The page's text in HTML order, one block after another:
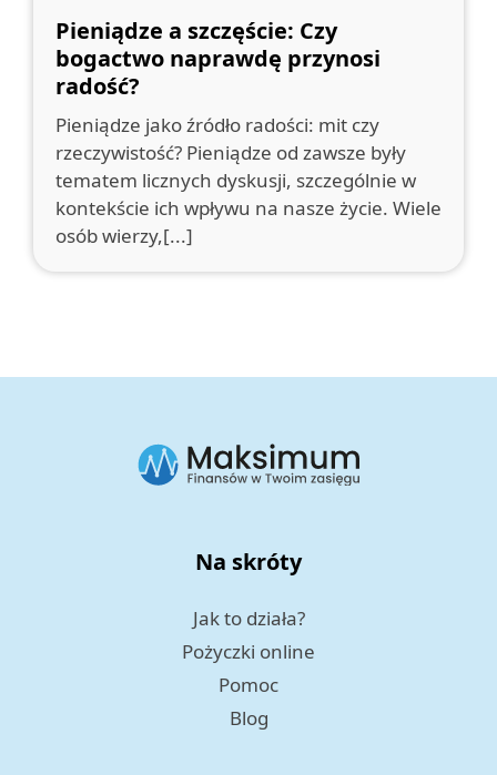
Pieniądze a szczęście: Czy
bogactwo naprawdę przynosi
radość?
Pieniądze jako źródło radości: mit czy
rzeczywistość? Pieniądze od zawsze były
tematem licznych dyskusji, szczególnie w
kontekście ich wpływu na nasze życie. Wiele
osób wierzy,[...]
Na skróty
Jak to działa?
Pożyczki online
Pomoc
Blog